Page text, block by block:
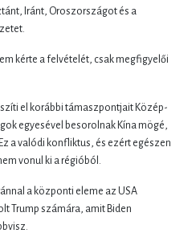
Iránt, Oroszországot és a
kérte a felvételét, csak megfigyelői
el korábbi támaszpontjait Közép-
egyesével besorolnak Kína mögé,
a valódi konfliktus, és ezért egészen
vonul ki a régióból.
a központi eleme az USA
Trump számára, amit Biden